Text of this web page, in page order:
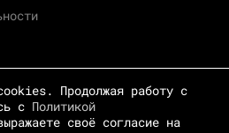
Продолжая работу с
с Политикой
своё согласие на